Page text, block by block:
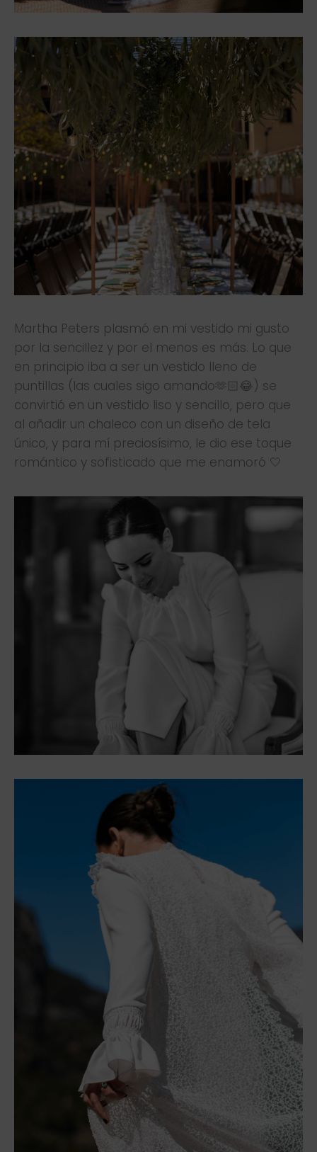
Martha Peters plasmó en mi vestido mi gusto
por la sencillez y por el menos es más. Lo que
en principio iba a ser un vestido lleno de
puntillas (las cuales sigo amando🫶🏻😂) se
convirtió en un vestido liso y sencillo, pero que
al añadir un chaleco con un diseño de tela
único, y para mí preciosísimo, le dio ese toque
romántico y sofisticado que me enamoró 🤍